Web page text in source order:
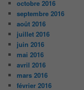
octobre 2016
septembre 2016
août 2016
juillet 2016
juin 2016
mai 2016
avril 2016
mars 2016
février 2016